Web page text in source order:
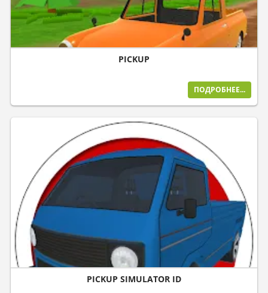
PICKUP
ПОДРОБНЕЕ...
PICKUP SIMULATOR ID